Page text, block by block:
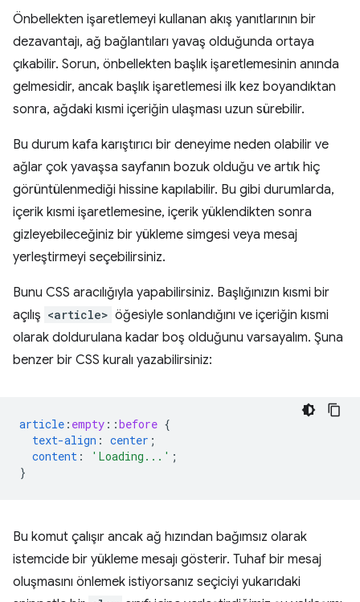
Önbellekten işaretlemeyi kullanan akış yanıtlarının bir
dezavantajı, ağ bağlantıları yavaş olduğunda ortaya
çıkabilir. Sorun, önbellekten başlık işaretlemesinin anında
gelmesidir, ancak başlık işaretlemesi ilk kez boyandıktan
sonra, ağdaki kısmi içeriğin ulaşması uzun sürebilir.
Bu durum kafa karıştırıcı bir deneyime neden olabilir ve
ağlar çok yavaşsa sayfanın bozuk olduğu ve artık hiç
görüntülenmediği hissine kapılabilir. Bu gibi durumlarda,
içerik kısmi işaretlemesine, içerik yüklendikten sonra
gizleyebileceğiniz bir yükleme simgesi veya mesaj
yerleştirmeyi seçebilirsiniz.
Bunu CSS aracılığıyla yapabilirsiniz. Başlığınızın kısmi bir
açılış <article> öğesiyle sonlandığını ve içeriğin kısmi
olarak doldurulana kadar boş olduğunu varsayalım. Şuna
benzer bir CSS kuralı yazabilirsiniz:
article : empty ::before {
text-align : center ;
content : 'Loading...' ;
}
Bu komut çalışır ancak ağ hızından bağımsız olarak
istemcide bir yükleme mesajı gösterir. Tuhaf bir mesaj
oluşmasını önlemek istiyorsanız seçiciyi yukarıdaki